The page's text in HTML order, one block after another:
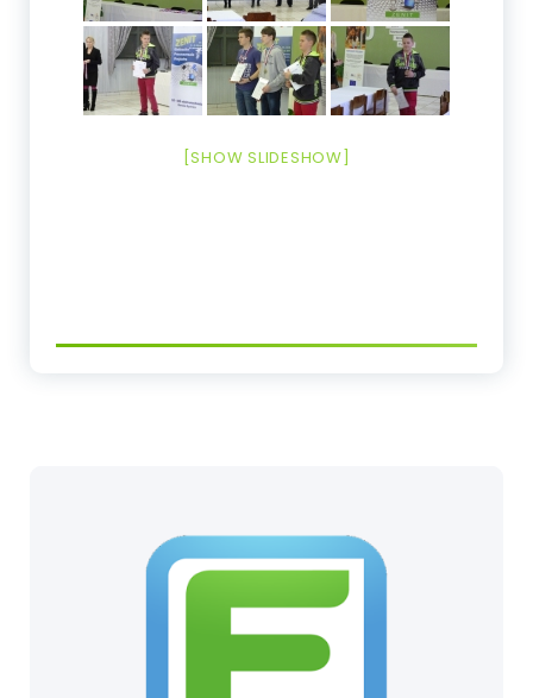
[SHOW SLIDESHOW]